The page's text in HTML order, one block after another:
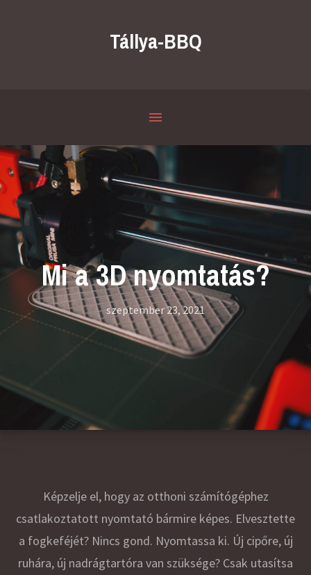
Tállya-BBQ
Mi a 3D nyomtatás?
szeptember 23, 2021
Képzelje el, hogy az otthoni számítógéphez
csatlakoztatott nyomtató bármire képes. Elvesztette
a fogkeféjét? Nincs gond. Nyomtassa ki. Új cipőre, új
ruhára, új nadrágtartóra van szüksége? Csak utasítsa